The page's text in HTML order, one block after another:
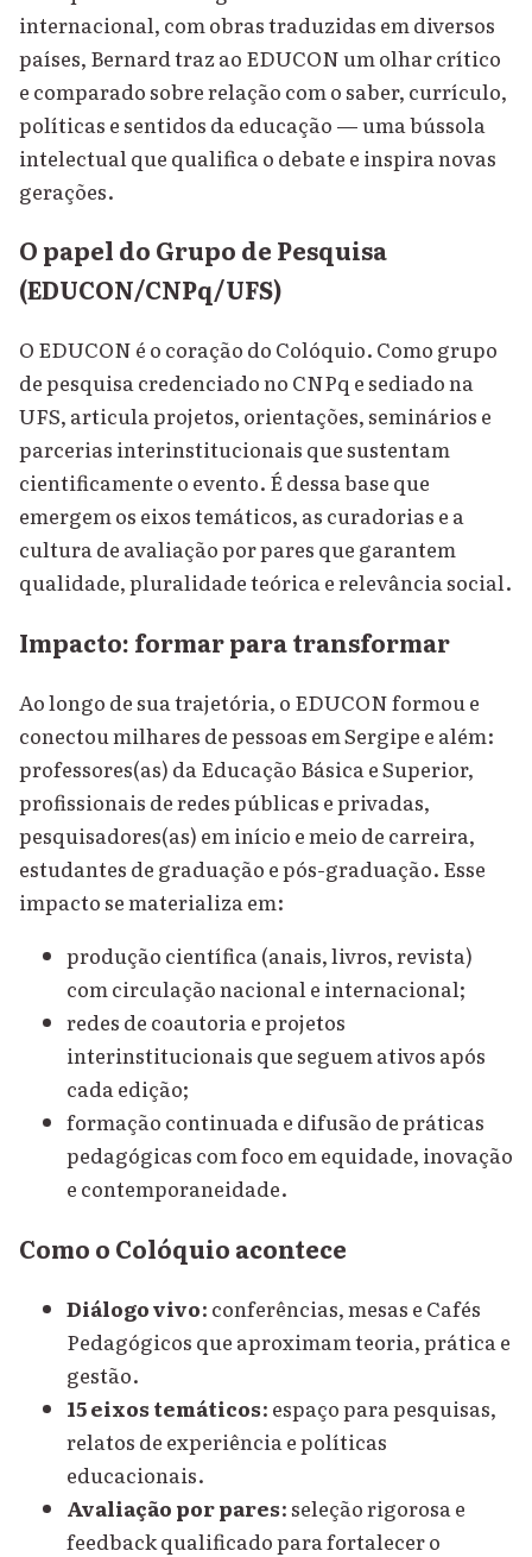
internacional, com obras traduzidas em diversos
países, Bernard traz ao EDUCON um olhar crítico
e comparado sobre relação com o saber, currículo,
políticas e sentidos da educação — uma bússola
intelectual que qualifica o debate e inspira novas
gerações.
O papel do Grupo de Pesquisa
(EDUCON/CNPq/UFS)
O EDUCON é o coração do Colóquio. Como grupo
de pesquisa credenciado no CNPq e sediado na
UFS, articula projetos, orientações, seminários e
parcerias interinstitucionais que sustentam
cientificamente o evento. É dessa base que
emergem os eixos temáticos, as curadorias e a
cultura de avaliação por pares que garantem
qualidade, pluralidade teórica e relevância social.
Impacto: formar para transformar
Ao longo de sua trajetória, o EDUCON formou e
conectou milhares de pessoas em Sergipe e além:
professores(as) da Educação Básica e Superior,
profissionais de redes públicas e privadas,
pesquisadores(as) em início e meio de carreira,
estudantes de graduação e pós-graduação. Esse
impacto se materializa em:
produção científica (anais, livros, revista)
com circulação nacional e internacional;
redes de coautoria e projetos
interinstitucionais que seguem ativos após
cada edição;
formação continuada e difusão de práticas
pedagógicas com foco em equidade, inovação
e contemporaneidade.
Como o Colóquio acontece
Diálogo vivo: conferências, mesas e Cafés
Pedagógicos que aproximam teoria, prática e
gestão.
15 eixos temáticos: espaço para pesquisas,
relatos de experiência e políticas
educacionais.
Avaliação por pares: seleção rigorosa e
feedback qualificado para fortalecer o